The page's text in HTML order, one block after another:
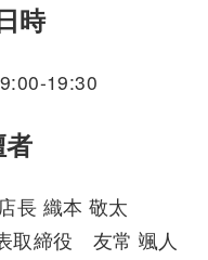
時
19:30
長 織本 敬太
取締役 友常 颯人